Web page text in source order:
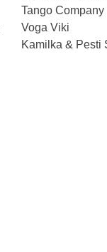
Tango Company
Voga Viki
Kamilka & Pesti